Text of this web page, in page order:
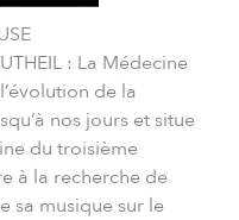
: La Médecine
de la
nos jours et situe
du troisième
à la recherche de
sa musique sur le